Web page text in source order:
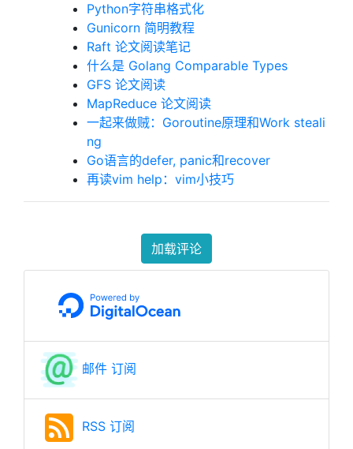
Python字符串格式化
Gunicorn 简明教程
Raft 论文阅读笔记
什么是 Golang Comparable Types
GFS 论文阅读
MapReduce 论文阅读
一起来做贼：Goroutine原理和Work steali
ng
Go语言的defer, panic和recover
再读vim help：vim小技巧
加载评论
邮件 订阅
RSS 订阅